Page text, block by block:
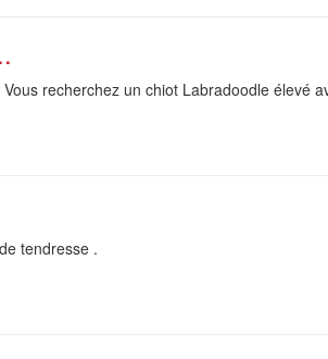
recherchez un chiot Labradoodle élevé
tendresse .